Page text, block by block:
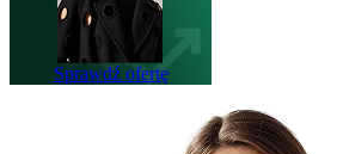
Sprawdź ofertę